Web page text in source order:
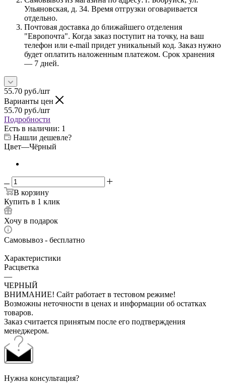
Ульяновская, д. 34. Время отгрузки оговаривается
отдельно.
Почтовая доставка до ближайшего отделения
"Европочта". Когда заказ поступит на точку, на ваш
телефон или e-mail придет уникальный код. Заказ нужно
будет оплатить наложенным платежом. Срок хранения
— 7 дней.
55.70 руб./шт
Варианты цен
55.70 руб./шт
Подробности
Есть в наличии: 1
Нашли дешевле?
Цвет—Чёрный
В корзину
Купить в 1 клик
Хочу в подарок
Самовывоз - бесплатно
Характеристики
Расцветка
—
ЧЕРНЫЙ
ВНИМАНИЕ! Сайт работает в тестовом режиме!
Возможны неточности в ценах и информации об остатках
товаров.
Заказ считается принятым после его подтверждения
менеджером.
Нужна консультация?